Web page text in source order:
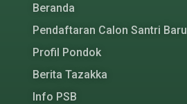
Beranda
Pendaftaran Calon Santri Baru
Profil Pondok
Berita Tazakka
Info PSB